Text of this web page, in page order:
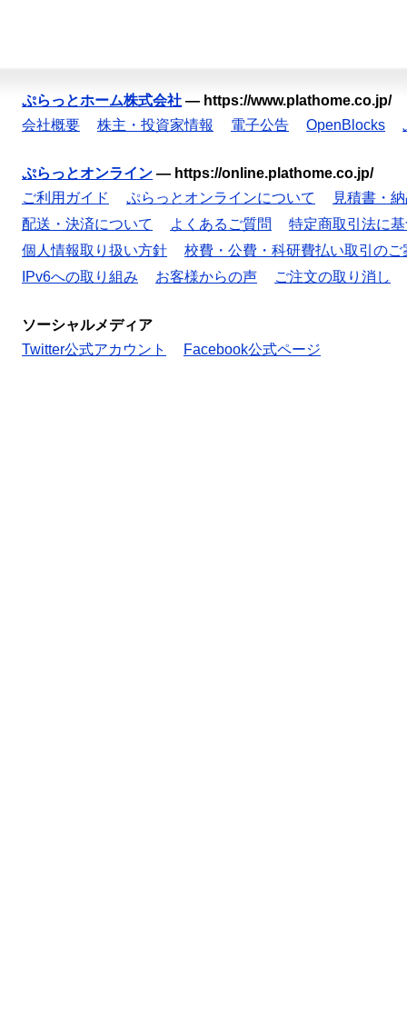
ぷらっとホーム株式会社 — https://www.plathome.co.jp/
会社概要
株主・投資家情報 電子公告 OpenBlocks
ぷらっとオンライン — https://online.plathome.co.jp/
ご利用ガイド
ぷらっとオンラインについて
見積書・
配送・決済について
よくあるご質問
特定商取引法に
個人情報取り扱い方針
校費・公費・科研費払い取引のご
IPv6への取り組み
お客様からの声 ご注文の取り消し
ソーシャルメディア
Twitter公式アカウント
Facebook公式ページ